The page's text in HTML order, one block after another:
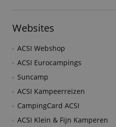
Websites
ACSI Webshop
ACSI Eurocampings
Suncamp
ACSI Kampeerreizen
CampingCard ACSI
ACSI Klein & Fijn Kamperen